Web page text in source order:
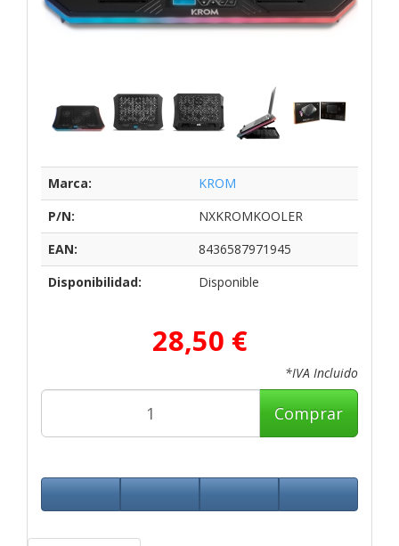
Marca:
KROM
P/N:
NXKROMKOOLER
EAN:
8436587971945
Disponibilidad:
Disponible
28,50 €
*IVA Incluido
Comprar